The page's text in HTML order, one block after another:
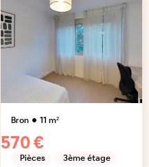
Bron 11 m²
570 €
Pièces 3ème étage